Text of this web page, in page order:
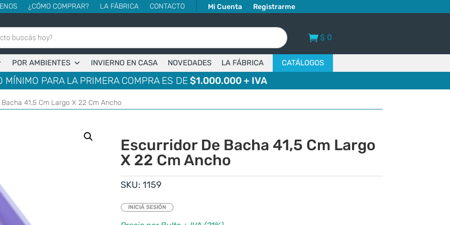
¿CÓMO COMPRAR? LA FÁBRICA CONTACTO Mi Cuenta Registrarme
$ 0
POR AMBIENTES INVIERNO EN CASA NOVEDADES LA FÁBRICA CATÁLOGOS
MÍNIMO PARA LA PRIMERA COMPRA ES DE$1.000.000 + IVA
41,5 Cm Largo X 22 Cm Ancho
Escurridor De Bacha 41,5 Cm Largo
X 22 Cm Ancho
SKU:1159
INICIÁ SESIÓN